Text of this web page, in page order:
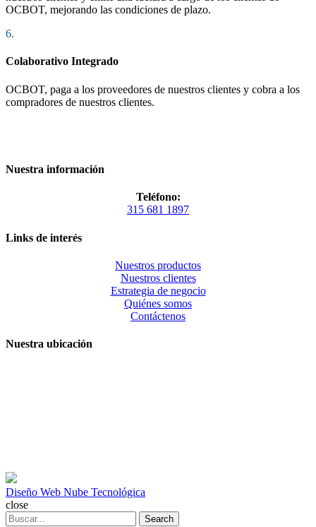
OCBOT, mejorando las condiciones de plazo.
6.
Colaborativo Integrado
OCBOT, paga a los proveedores de nuestros clientes y cobra a los
compradores de nuestros clientes.
Nuestra información
Teléfono:
315 681 1897
Links de interés
Nuestros productos
Nuestros clientes
Estrategia de negocio
Quiénes somos
Contáctenos
Nuestra ubicación
Diseño Web Nube Tecnológica
close
Search